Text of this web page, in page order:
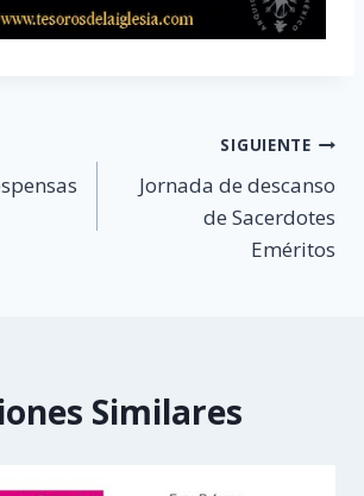
SIGUIENTE
Jornada de descanso
de Sacerdotes
Eméritos
Similares